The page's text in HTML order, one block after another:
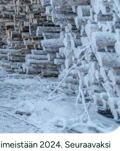
metsätalouden
miljonaa luonnon
näihin tukiin menee vain noin
tukemiseen, sillä Suomessa
2024. Seuraavaksi